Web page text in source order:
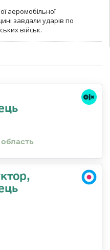
аеромобільної
завдали ударів по
військ.